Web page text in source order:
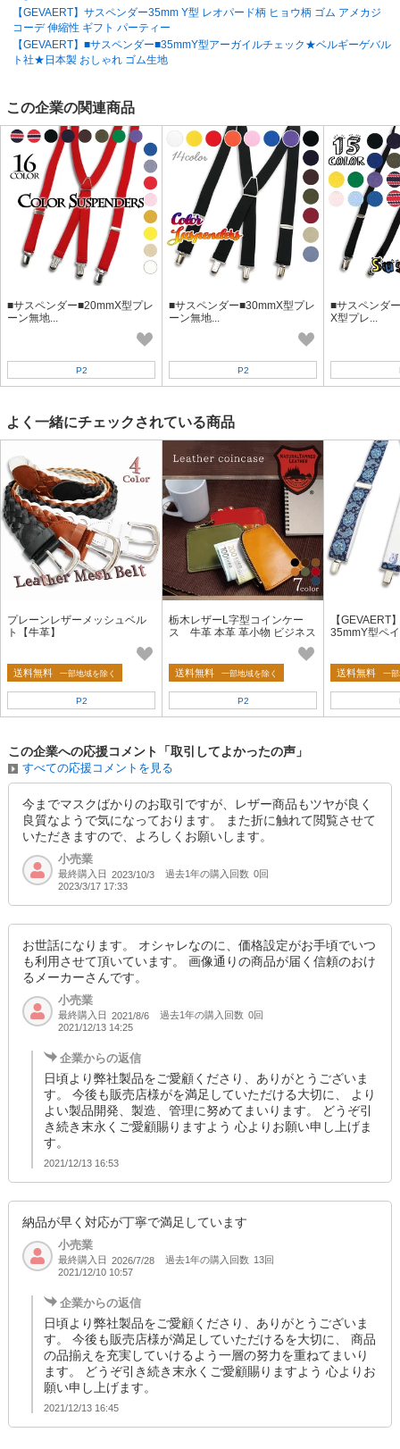
尚、エンドユーザーに届いてからの不良品の交換は致しかねます。
【GEVAERT】サスペンダー35mm Y型 レオパード柄 ヒョウ柄 ゴム アメカジ
コーデ 伸縮性 ギフト パーティー
【GEVAERT】■サスペンダー■35mmY型アーガイルチェック★ベルギーゲバル
ト社★日本製 おしゃれ ゴム生地
この企業の関連商品
■サスペンダー■20mmX型プレ
ーン無地...
P2
■サスペンダー■30mmX型プレ
ーン無地...
P2
■サスペンダ
X型プレ...
よく一緒にチェックされている商品
プレーンレザーメッシュベル
ト【牛革】
送料無料 一部地域を除く
P2
栃木レザーL字型コインケー
ス 牛革 本革 革小物 ビジネス
小銭入れ プレゼント 祝い メン
送料無料 一部地域を除く
P2
【GEVAERT
35mmY型ペ
送料無料 一
この企業への応援コメント「取引してよかったの声」
すべての応援コメントを見る
今までマスクばかりのお取引ですが、レザー商品もツヤが良く
良質なようで気になっております。 また折に触れて閲覧させて
いただきますので、よろしくお願いします。
小売業
最終購入日 2023/10/3 過去1年の購入回数 0回
2023/3/17 17:33
お世話になります。 オシャレなのに、価格設定がお手頃でいつ
も利用させて頂いています。 画像通りの商品が届く信頼のおけ
るメーカーさんです。
小売業
最終購入日 2021/8/6 過去1年の購入回数 0回
2021/12/13 14:25
企業からの返信
日頃より弊社製品をご愛顧くださり、ありがとうございま
す。 今後も販売店様がを満足していただける大切に、 より
よい製品開発、製造、管理に努めてまいります。 どうぞ引
き続き末永くご愛顧賜りますよう 心よりお願い申し上げま
す。
2021/12/13 16:53
納品が早く対応が丁寧で満足しています
小売業
最終購入日 2026/7/28 過去1年の購入回数 13回
2021/12/10 10:57
企業からの返信
日頃より弊社製品をご愛顧くださり、ありがとうございま
す。 今後も販売店様が満足していただけるを大切に、 商品
の品揃えを充実していけるよう一層の努力を重ねてまいり
ます。 どうぞ引き続き末永くご愛顧賜りますよう 心よりお
願い申し上げます。
2021/12/13 16:45